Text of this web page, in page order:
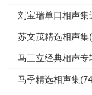
刘宝瑞单口相声集
苏文茂精选相声集
马三立经典相声专
马季精选相声集